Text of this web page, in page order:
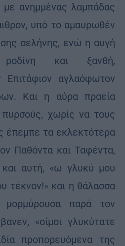
με ανημμένας λαμπάδας
υπό το αμαυρωθέν
σελήνης, ενώ η αυγή
και ξανθή,
Επιτάφιον αγλαόφωτον
Και η αύρα πραεία
πυρσούς, χωρίς να τους
έπεμπε τα εκλεκτότερα
Παθόντα και Ταφέντα,
αυτή, «ω γλυκύ μου
τέκνον!» και η θάλασσα
μορμύρουσα παρά τον
«οίμοι γλυκύτατε
προπορευόμενα της